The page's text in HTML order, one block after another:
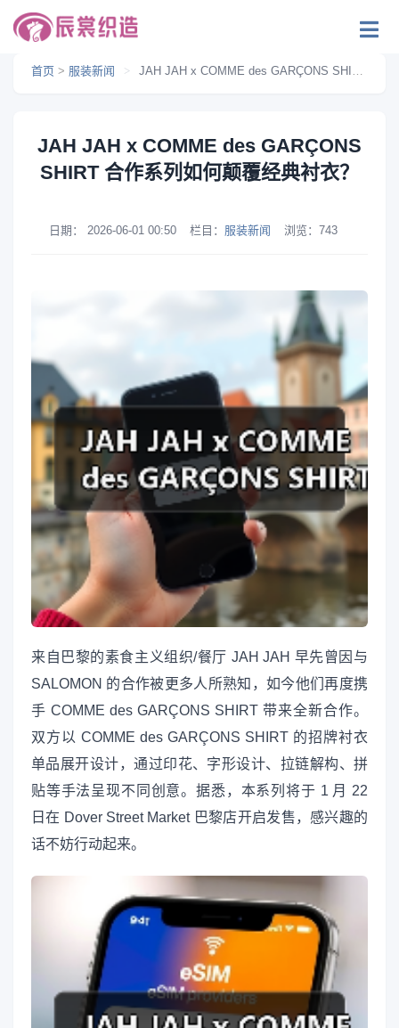
首页 > 服装新闻 > JAH JAH x COMME des GARÇONS SHIRT 合作系列如何颠覆经典衬衣？
JAH JAH x COMME des GARÇONS
SHIRT 合作系列如何颠覆经典衬衣？
日期： 2026-06-01 00:50 栏目： 服装新闻 浏览： 743
来自巴黎的素食主义组织/餐厅 JAH JAH 早先曾因与
SALOMON 的合作被更多人所熟知，如今他们再度携
手 COMME des GARÇONS SHIRT 带来全新合作。
双方以 COMME des GARÇONS SHIRT 的招牌衬衣
单品展开设计，通过印花、字形设计、拉链解构、拼
贴等手法呈现不同创意。据悉，本系列将于 1 月 22
日在 Dover Street Market 巴黎店开启发售，感兴趣的
话不妨行动起来。